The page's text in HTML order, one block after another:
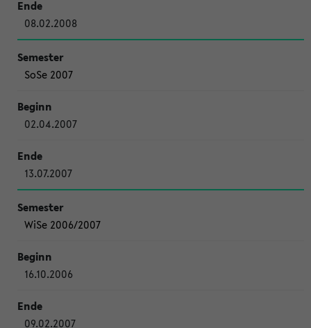
08.02.2008
SoSe 2007
02.04.2007
13.07.2007
WiSe 2006/2007
16.10.2006
09.02.2007